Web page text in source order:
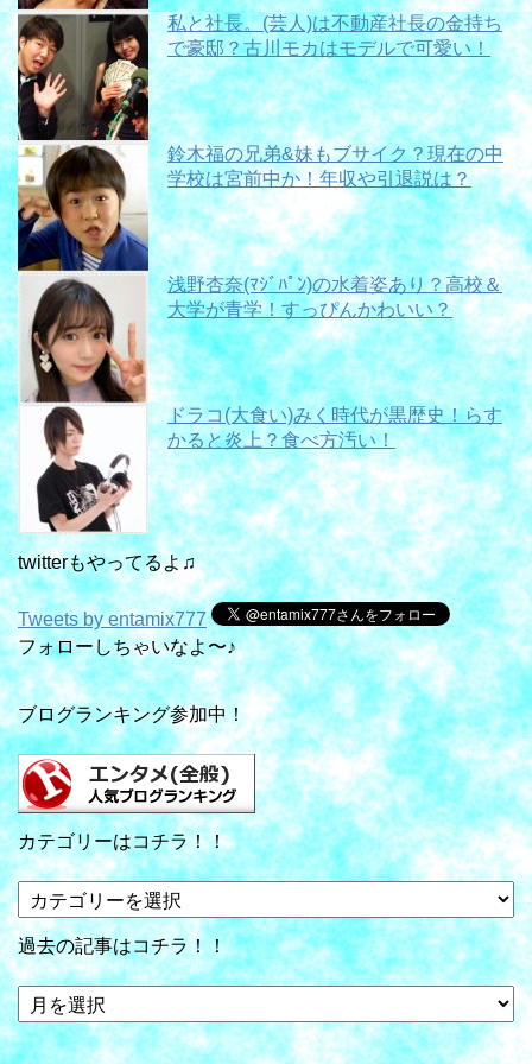
私と社長。(芸人)は不動産社長の金持ち
で豪邸？古川モカはモデルで可愛い！
鈴木福の兄弟&妹もブサイク？現在の中
学校は宮前中か！年収や引退説は？
浅野杏奈(ﾏｼﾞﾊﾟﾝ)の水着姿あり？高校＆
大学が青学！すっぴんかわいい？
ドラコ(大食い)みく時代が黒歴史！らす
かると炎上？食べ方汚い！
twitterもやってるよ♫
Tweets by entamix777
フォローしちゃいなよ〜♪
ブログランキング参加中！
カテゴリーはコチラ！！
テ
ゴ
リ
ー
は
コ
過去の記事はコチラ！！
過
去
の